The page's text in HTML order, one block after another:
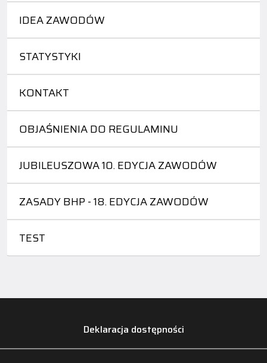
IDEA ZAWODÓW
STATYSTYKI
KONTAKT
OBJAŚNIENIA DO REGULAMINU
JUBILEUSZOWA 10. EDYCJA ZAWODÓW
ZASADY BHP - 18. EDYCJA ZAWODÓW
TEST
Deklaracja dostępności